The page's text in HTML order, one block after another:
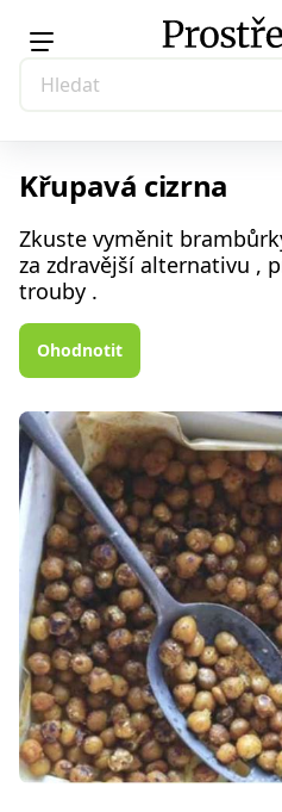
Křupavá cizrna
Zkuste vyměnit
za zdravější alternativu ,
trouby .
Ohodnotit